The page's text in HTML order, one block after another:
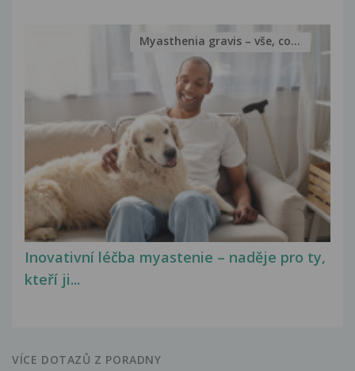
Inovativní léčba myastenie – naděje pro ty,
kteří ji...
Myasthenia gravis – vše, co...
VÍCE DOTAZŮ Z PORADNY